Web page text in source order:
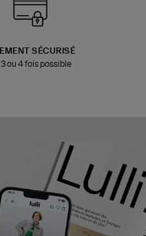
SÉCURISÉ
ou 4 fois possible